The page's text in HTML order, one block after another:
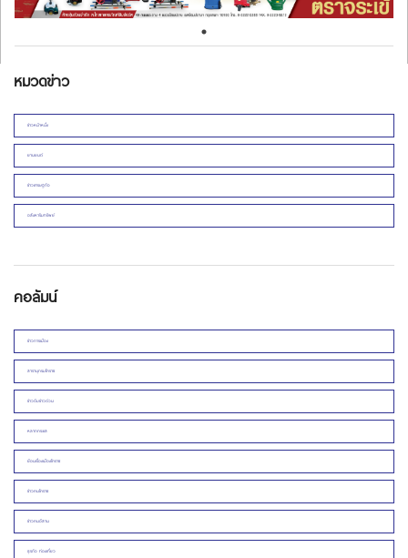
หมวดข่าว
ข่าวหน้าหนึ่ง
ยานยนต์
ข่าวเศรษฐกิจ
อสังหาริมทรัพย์
คอลัมน์
ข่าวการเมือง
สารานุกรมโคราช
ข่าวดิบข่าวด่วน
หลากกระแส
ย้อนเรื่องเมืองโคราช
ข่าวคนโคราช
ข่าวคนอีสาน
ธุรกิจ ท่องเที่ยว